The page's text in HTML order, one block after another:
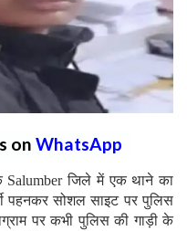
on WhatsApp
जिले में एक थाने का
पहनकर सोशल साइट पर पुलिस
पर कभी पुलिस की गाड़ी के